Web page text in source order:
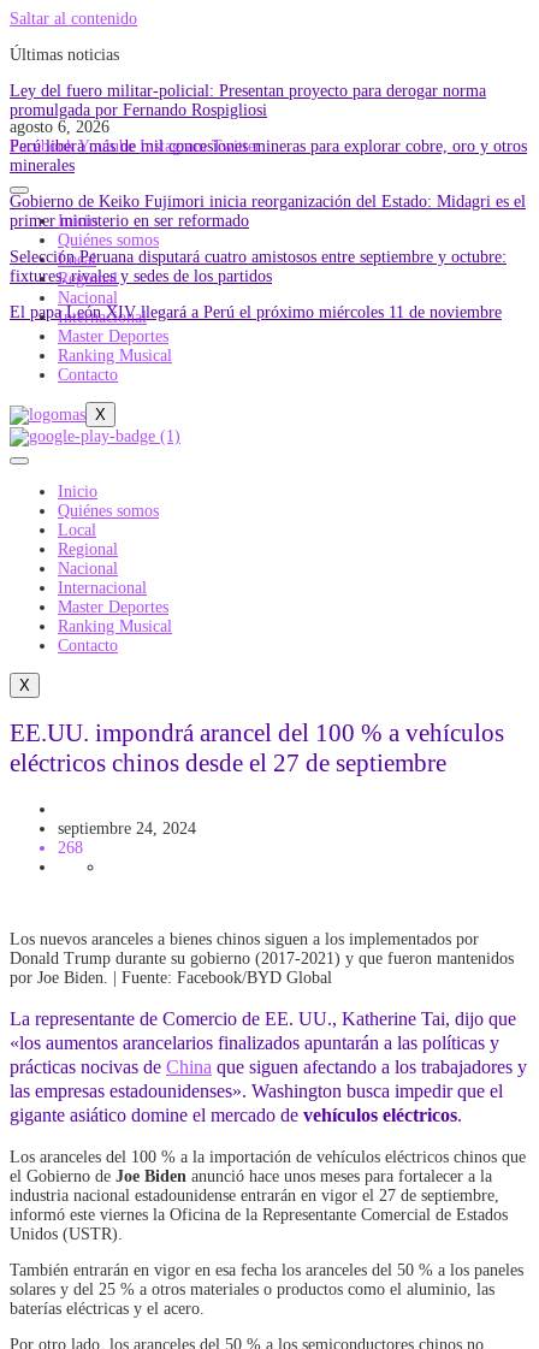
Saltar al contenido
Últimas noticias
Ley del fuero militar-policial: Presentan proyecto para derogar norma
promulgada por Fernando Rospigliosi
Perú libera más de mil concesiones mineras para explorar cobre, oro y otros
minerales
Gobierno de Keiko Fujimori inicia reorganización del Estado: Midagri es el
primer ministerio en ser reformado
Selección Peruana disputará cuatro amistosos entre septiembre y octubre:
fixtures, rivales y sedes de los partidos
El papa León XIV llegará a Perú el próximo miércoles 11 de noviembre
agosto 6, 2026
Facebook Youtube Instagram Twitter
Inicio
Quiénes somos
Local
Regional
Nacional
Internacional
Master Deportes
Ranking Musical
Contacto
X
Inicio
Quiénes somos
Local
Regional
Nacional
Internacional
Master Deportes
Ranking Musical
Contacto
X
EE.UU. impondrá arancel del 100 % a vehículos
eléctricos chinos desde el 27 de septiembre
septiembre 24, 2024
268
Los nuevos aranceles a bienes chinos siguen a los implementados por
Donald Trump durante su gobierno (2017-2021) y que fueron mantenidos
por Joe Biden. | Fuente: Facebook/BYD Global
La representante de Comercio de EE. UU., Katherine Tai, dijo que
«los aumentos arancelarios finalizados apuntarán a las políticas y
prácticas nocivas de China que siguen afectando a los trabajadores y
las empresas estadounidenses». Washington busca impedir que el
gigante asiático domine el mercado de vehículos eléctricos.
Los aranceles del 100 % a la importación de vehículos eléctricos chinos que
el Gobierno de Joe Biden anunció hace unos meses para fortalecer a la
industria nacional estadounidense entrarán en vigor el 27 de septiembre,
informó este viernes la Oficina de la Representante Comercial de Estados
Unidos (USTR).
También entrarán en vigor en esa fecha los aranceles del 50 % a los paneles
solares y del 25 % a otros materiales o productos como el aluminio, las
baterías eléctricas y el acero.
Por otro lado, los aranceles del 50 % a los semiconductores chinos no